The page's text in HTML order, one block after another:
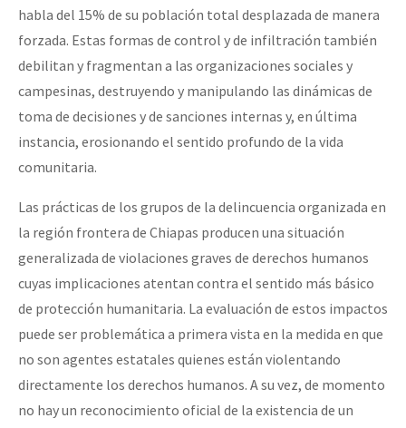
habla del 15% de su población total desplazada de manera
forzada. Estas formas de control y de infiltración también
debilitan y fragmentan a las organizaciones sociales y
campesinas, destruyendo y manipulando las dinámicas de
toma de decisiones y de sanciones internas y, en última
instancia, erosionando el sentido profundo de la vida
comunitaria.
Las prácticas de los grupos de la delincuencia organizada en
la región frontera de Chiapas producen una situación
generalizada de violaciones graves de derechos humanos
cuyas implicaciones atentan contra el sentido más básico
de protección humanitaria. La evaluación de estos impactos
puede ser problemática a primera vista en la medida en que
no son agentes estatales quienes están violentando
directamente los derechos humanos. A su vez, de momento
no hay un reconocimiento oficial de la existencia de un